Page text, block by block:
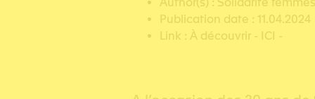
Author(s) : Solidarité femmes
Publication date : 11.04.2024
Link : À découvrir - ICI -